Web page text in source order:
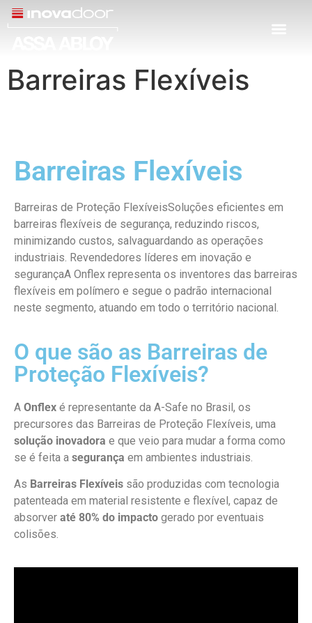
Barreiras Flexíveis​
Barreiras Flexíveis
Barreiras de Proteção FlexíveisSoluções eficientes em
barreiras flexíveis de segurança, reduzindo riscos,
minimizando custos, salvaguardando as operações
industriais. Revendedores líderes em inovação e
segurançaA Onflex representa os inventores das barreiras
flexíveis em polímero e segue o padrão internacional
neste segmento, atuando em todo o território nacional.
O que são as Barreiras de
Proteção Flexíveis?
A Onflex é representante da A-Safe no Brasil, os
precursores das Barreiras de Proteção Flexíveis, uma
solução inovadora e que veio para mudar a forma como
se é feita a segurança em ambientes industriais.
As Barreiras Flexíveis são produzidas com tecnologia
patenteada em material resistente e flexível, capaz de
absorver até 80% do impacto gerado por eventuais
colisões.